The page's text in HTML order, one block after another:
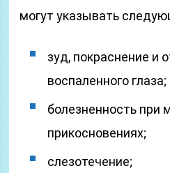
могут указывать
зуд, покраснение и
воспаленного глаза;
болезненность при
прикосновениях;
слезотечение;